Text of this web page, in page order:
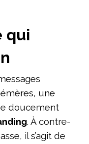
qui
une
doucement
. À contre-
il s’agit de